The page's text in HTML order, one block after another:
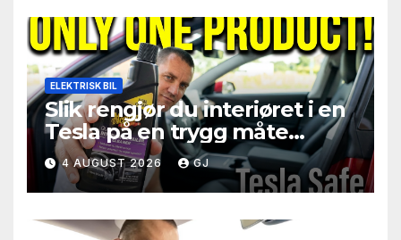
ELEKTRISK BIL
Slik rengjør du interiøret i en
Tesla på en trygg måte
(seter, ratt, skjerm)
4 AUGUST 2026 GJ